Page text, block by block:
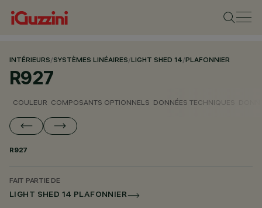
INTÉRIEURS/SYSTÈMES LINÉAIRES/LIGHT SHED 14/PLAFONNIER
R927
COULEUR COMPOSANTS OPTIONNELS DONNÉES TECHNIQUES
R927
FAIT PARTIE DE
LIGHT SHED 14 PLAFONNIER